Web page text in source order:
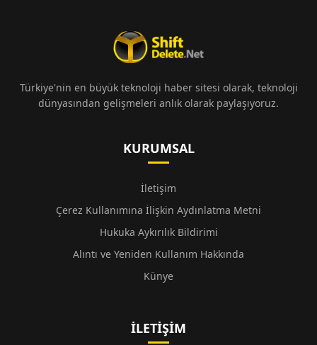
Türkiye'nin en büyük teknoloji haber sitesi olarak, teknoloji
dünyasından gelişmeleri anlık olarak paylaşıyoruz.
KURUMSAL
İletişim
Çerez Kullanımına İlişkin Aydınlatma Metni
Hukuka Aykırılık Bildirimi
Alıntı ve Yeniden Kullanım Hakkında
Künye
İLETIŞIM